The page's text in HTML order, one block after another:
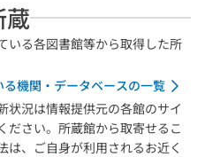
蔵
いる各図書館等から取得した所
る機関・データベースの一覧
状況は情報提供元の各館のサイ
ださい。所蔵館から取寄せるこ
は、ご自身が利用されるお近く